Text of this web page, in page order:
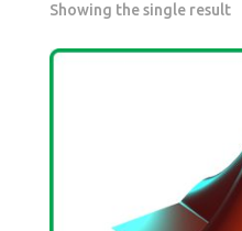
Showing the single result